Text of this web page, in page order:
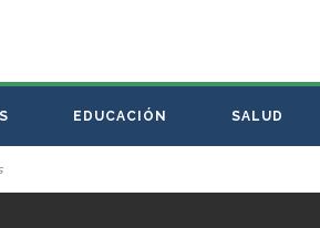
EDUCACIÓN SALUD